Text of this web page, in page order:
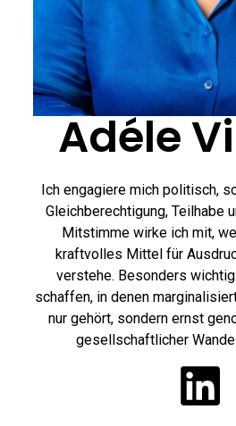
Adéle
Ich engagiere mich politisch,
Gleichberechtigung, Teilhabe
Mitstimme wirke ich mit,
kraftvolles Mittel für
verstehe. Besonders
schaffen, in denen
nur gehört, sondern ernst
gesellschaftlicher